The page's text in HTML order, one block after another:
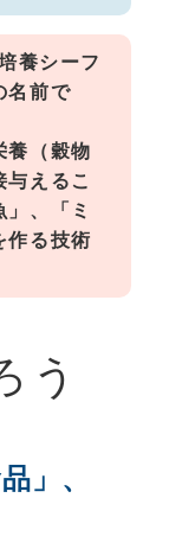
養シーフ
名前で
養（穀物
えるこ
、「ミ
作る技術
う
」、